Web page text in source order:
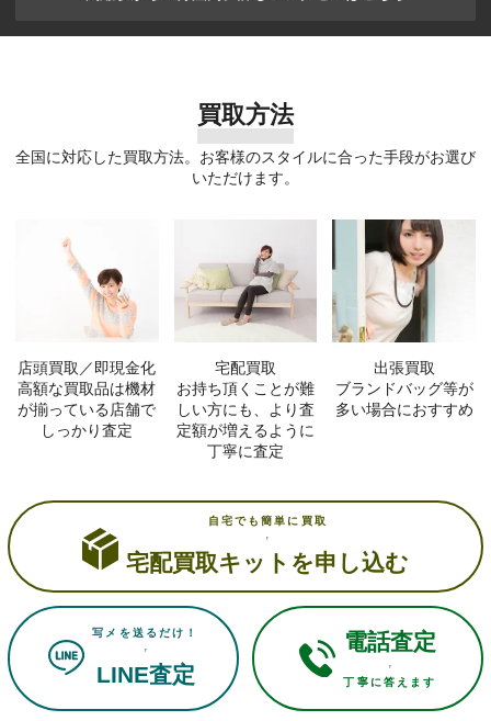
買取方法
全国に対応した買取方法。お客様のスタイルに合った手段がお選び
いただけます。
店頭買取／即現金化
高額な買取品は機材
が揃っている店舗で
しっかり査定
宅配買取
お持ち頂くことが難
しい方にも、より査
定額が増えるように
丁寧に査定
出張買取
ブランドバッグ等が
多い場合におすすめ
自宅でも簡単に買取
宅配買取キットを申し込む
写メを送るだけ！
LINE査定
電話査定
丁寧に答えます